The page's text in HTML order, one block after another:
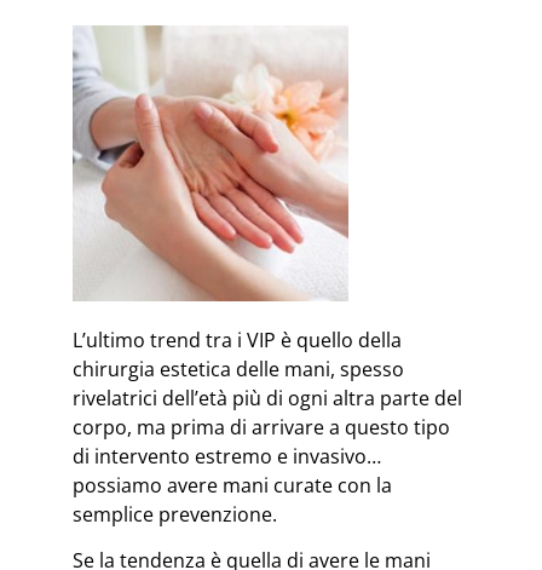
L’ultimo trend tra i VIP è quello della
chirurgia estetica delle mani, spesso
rivelatrici dell’età più di ogni altra parte del
corpo, ma prima di arrivare a questo tipo
di intervento estremo e invasivo…
possiamo avere mani curate con la
semplice prevenzione.
Se la tendenza è quella di avere le mani